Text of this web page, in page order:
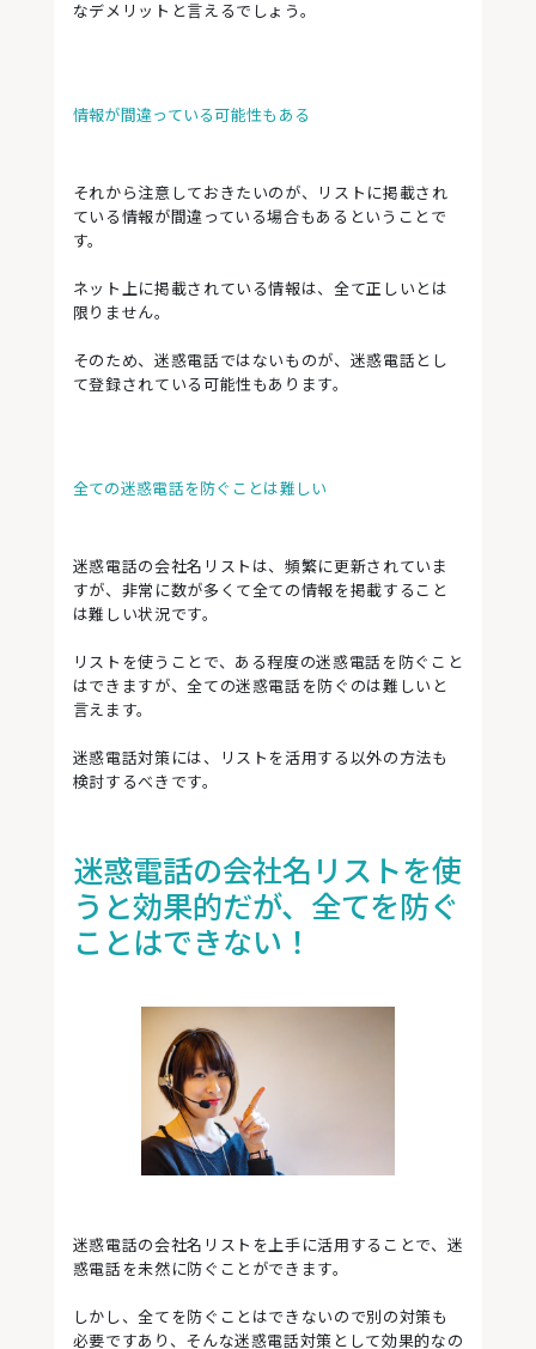
なデメリットと言えるでしょう。
情報が間違っている可能性もある
それから注意しておきたいのが、リストに掲載され
ている情報が間違っている場合もあるということで
す。
ネット上に掲載されている情報は、全て正しいとは
限りません。
そのため、迷惑電話ではないものが、迷惑電話とし
て登録されている可能性もあります。
全ての迷惑電話を防ぐことは難しい
迷惑電話の会社名リストは、頻繁に更新されていま
すが、非常に数が多くて全ての情報を掲載すること
は難しい状況です。
リストを使うことで、ある程度の迷惑電話を防ぐこと
はできますが、全ての迷惑電話を防ぐのは難しいと
言えます。
迷惑電話対策には、リストを活用する以外の方法も
検討するべきです。
迷惑電話の会社名リストを使
うと効果的だが、全てを防ぐ
ことはできない！
迷惑電話の会社名リストを上手に活用することで、迷
惑電話を未然に防ぐことができます。
しかし、全てを防ぐことはできないので別の対策も
必要ですあり、そんな迷惑電話対策として効果的なの